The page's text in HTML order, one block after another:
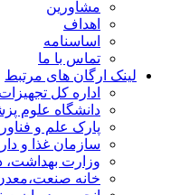
مشاورین
اهداف
اساسنامه
تماس با ما
لینک ارگان های مرتبط
اداره کل
دانشگاه علوم
پارک علم و
سازمان غذا و
وزارت
خانه